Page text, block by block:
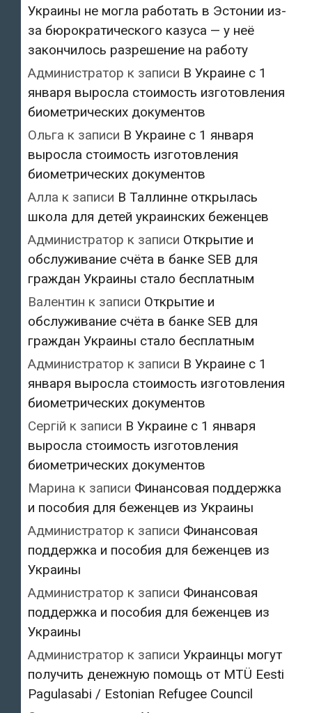
Украины не могла работать в Эстонии из-
за бюрократического казуса — у неё
закончилось разрешение на работу
Администратор к записи В Украине с 1
января выросла стоимость изготовления
биометрических документов
Ольга к записи В Украине с 1 января
выросла стоимость изготовления
биометрических документов
Алла к записи В Таллинне открылась
школа для детей украинских беженцев
Администратор к записи Открытие и
обслуживание счёта в банке SEB для
граждан Украины стало бесплатным
Валентин к записи Открытие и
обслуживание счёта в банке SEB для
граждан Украины стало бесплатным
Администратор к записи В Украине с 1
января выросла стоимость изготовления
биометрических документов
Сергій к записи В Украине с 1 января
выросла стоимость изготовления
биометрических документов
Марина к записи Финансовая поддержка
и пособия для беженцев из Украины
Администратор к записи Финансовая
поддержка и пособия для беженцев из
Украины
Администратор к записи Финансовая
поддержка и пособия для беженцев из
Украины
Администратор к записи Украинцы могут
получить денежную помощь от MTÜ Eesti
Pagulasabi / Estonian Refugee Council